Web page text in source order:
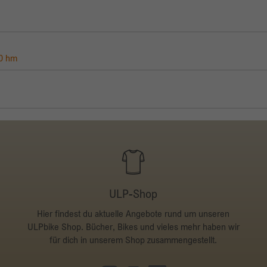
hm
ULP-Shop
Hier findest du aktuelle Angebote rund um unseren
ULPbike Shop. Bücher, Bikes und vieles mehr haben wir
für dich in unserem Shop zusammengestellt.